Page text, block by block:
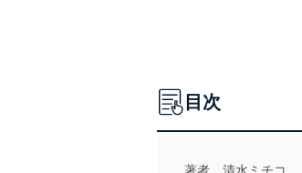
目次